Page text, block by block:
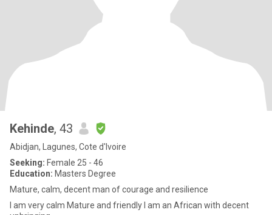
Kehinde, 43
Abidjan, Lagunes, Cote d'Ivoire
Seeking: Female 25 - 46
Education: Masters Degree
Mature, calm, decent man of courage and resilience
I am very calm Mature and friendly I am an African with decent